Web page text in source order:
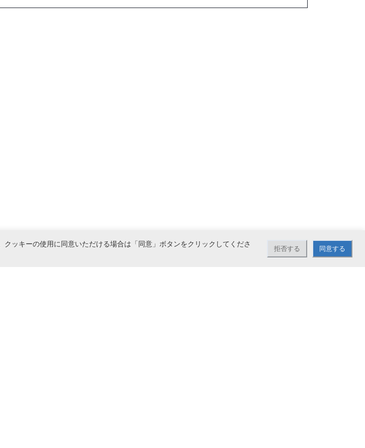
ッキーの使用に同意いただける場合は「同意」ボタンをクリックしてくださ
拒否する 同意する